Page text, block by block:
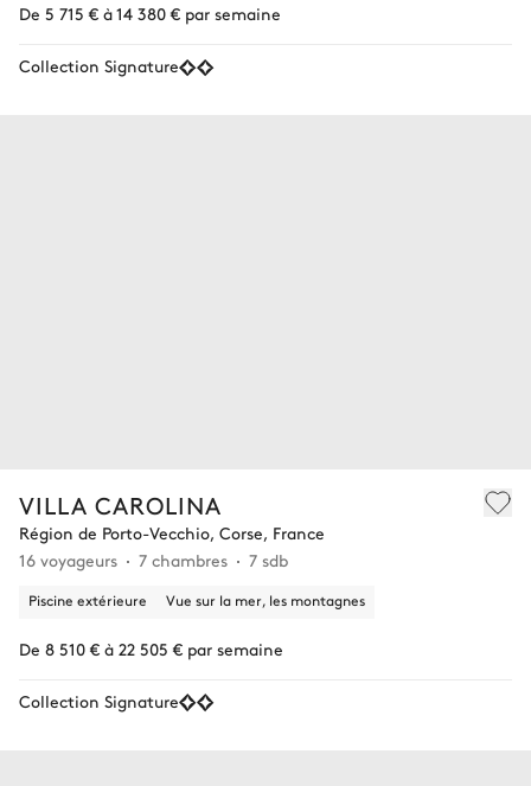
De 5 715 € à 14 380 € par semaine
Collection Signature
VILLA CAROLINA
Région de Porto-Vecchio, Corse, France
16 voyageurs
7 chambres 7 sdb
Piscine extérieure Vue sur la mer, les montagnes
De 8 510 € à 22 505 € par semaine
Collection Signature